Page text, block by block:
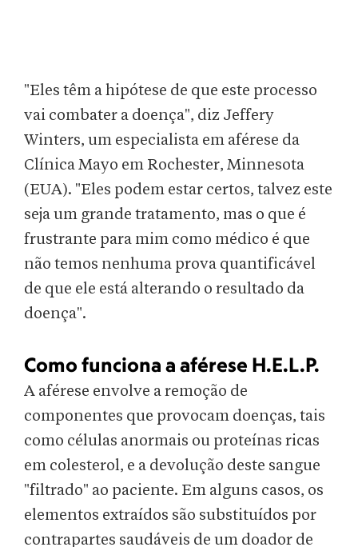
"Eles têm a hipótese de que este processo
vai combater a doença", diz Jeffery
Winters, um especialista em aférese da
Clínica Mayo em Rochester, Minnesota
(EUA). "Eles podem estar certos, talvez este
seja um grande tratamento, mas o que é
frustrante para mim como médico é que
não temos nenhuma prova quantificável
de que ele está alterando o resultado da
doença".
Como funciona a aférese H.E.L.P.
A aférese envolve a remoção de
componentes que provocam doenças, tais
como células anormais ou proteínas ricas
em colesterol, e a devolução deste sangue
"filtrado" ao paciente. Em alguns casos, os
elementos extraídos são substituídos por
contrapartes saudáveis de um doador de